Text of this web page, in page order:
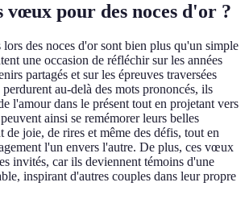
vœux pour des noces d'or ?
des noces d'or sont bien plus qu'un simple
une occasion de réfléchir sur les années
partagés et sur les épreuves traversées
au-delà des mots prononcés, ils
l'amour dans le présent tout en projetant vers
ainsi se remémorer leurs belles
de joie, de rires et même des défis, tout en
l'un envers l'autre. De plus, ces vœux
invités, car ils deviennent témoins d'une
inspirant d'autres couples dans leur propre